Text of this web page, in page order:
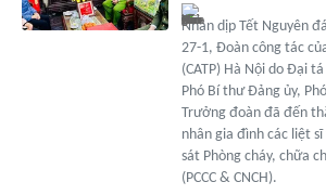
Nhân dịp Tết Nguyên
27-1, Đoàn công tác
(CATP) Hà Nội do Đại
Phó Bí thư Đảng ủy,
Trưởng đoàn đã đến
nhân gia đình các liệt
sát Phòng cháy, chữa
(PCCC & CNCH).